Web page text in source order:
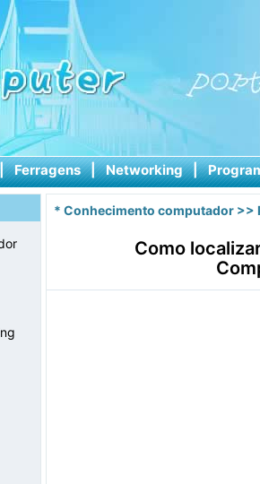
Ferragens | Networking |
* Conhecimento computador >>
Como